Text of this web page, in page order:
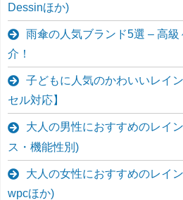
Dessinほか)
雨傘の人気ブランド5選 – 高
介！
子どもに人気のかわいいレイ
セル対応】
大人の男性におすすめのレイ
ス・機能性別)
大人の女性におすすめのレイ
wpcほか)